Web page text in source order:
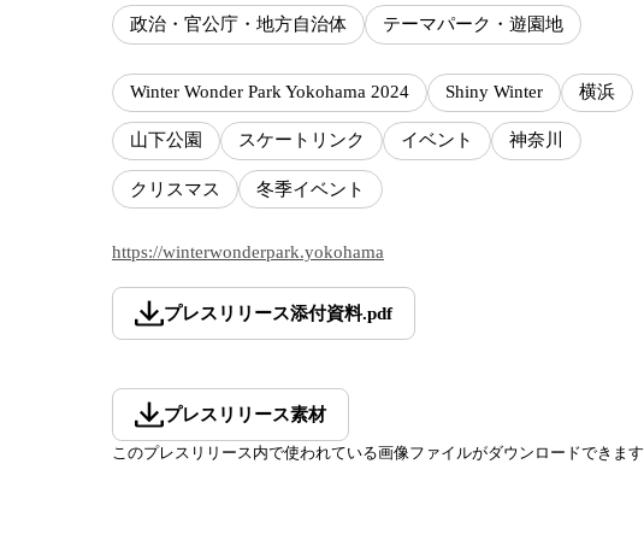
政治・官公庁・地方自治体 テーマパーク・遊園地
Winter Wonder Park Yokohama 2024 Shiny Winter 横浜
山下公園 スケートリンク イベント 神奈川
クリスマス 冬季イベント
https://winterwonderpark.yokohama
プレスリリース添付資料.pdf
プレスリリース素材
このプレスリリース内で使われている画像ファイルがダウンロードできます